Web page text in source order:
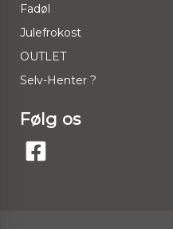
Fadøl
Julefrokost
OUTLET
Selv-Henter ?
Følg os